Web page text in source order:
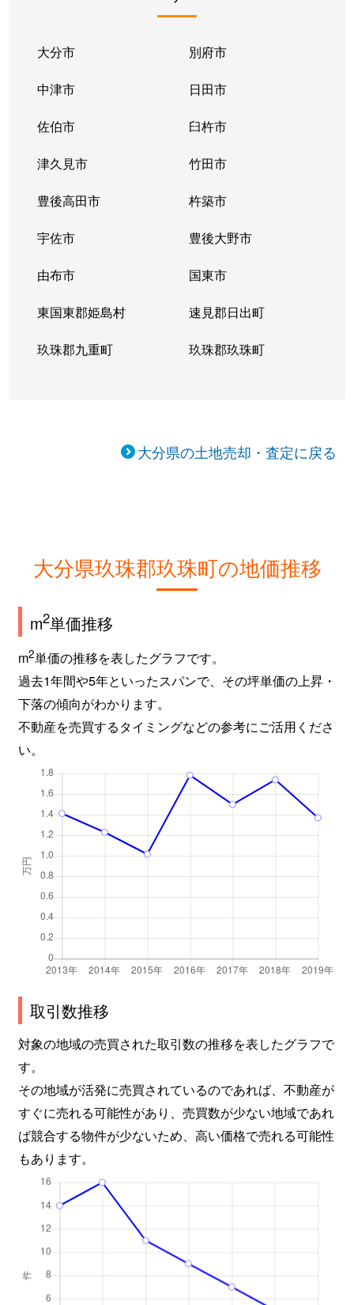
大分市 別府市
中津市 日田市
佐伯市 臼杵市
津久見市 竹田市
豊後高田市 杵築市
宇佐市 豊後大野市
由布市 国東市
東国東郡姫島村 速見郡日出町
玖珠郡九重町 玖珠郡玖珠町
大分県の土地売却・査定に戻る
大分県玖珠郡玖珠町の地価推移
m2単価推移
m2単価の推移を表したグラフです。
過去1年間や5年といったスパンで、その坪単価の上昇・
下落の傾向がわかります。
不動産を売買するタイミングなどの参考にご活用くださ
い。
取引数推移
対象の地域の売買された取引数の推移を表したグラフで
す。
その地域が活発に売買されているのであれば、不動産が
すぐに売れる可能性があり、売買数が少ない地域であれ
ば競合する物件が少ないため、高い価格で売れる可能性
もあります。